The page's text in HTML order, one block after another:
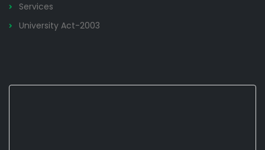
Services
University Act-2003